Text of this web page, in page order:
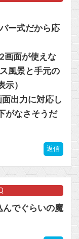
ー式だから応
画面が使えな
風景と手元の
示）
出力に対応し
がなさそうだ
返信
んでぐらいの魔